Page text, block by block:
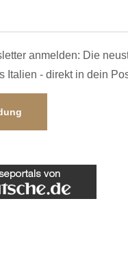
anmelden: Die
Italien - direkt in dein